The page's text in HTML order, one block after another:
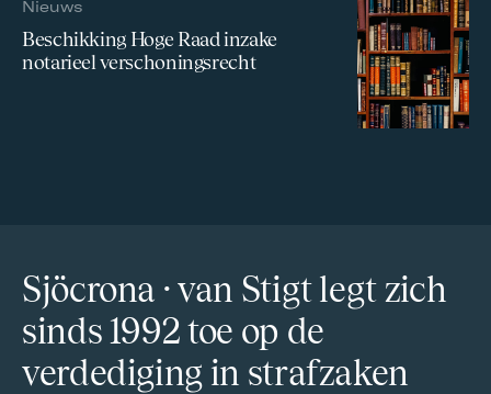
Nieuws
Beschikking Hoge Raad inzake
notarieel verschoningsrecht
Sjöcrona · van Stigt legt zich
sinds 1992 toe op de
verdediging in strafzaken